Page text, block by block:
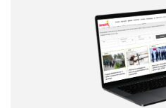
Correo electrónico
Tipo de comentario